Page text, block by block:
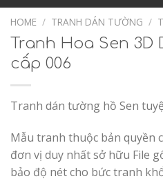
HOME / TRANH DÁN TƯỜNG /
Tranh Hoa Sen 3D
cấp 006
Tranh dán tường hồ Sen
Mẫu tranh thuộc bản quyền
đơn vị duy nhất sở hữu File
bảo độ nét cho bức tranh